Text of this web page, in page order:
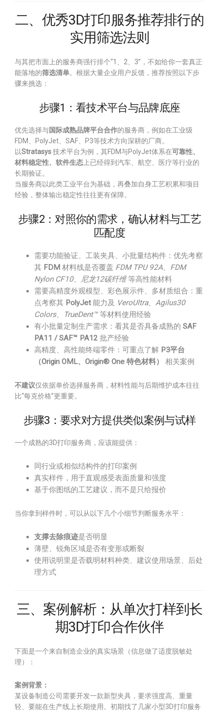
二、优秀3D打印服务推荐排行的
实用筛选法则
与其把市面上的服务商强行排个“1、2、3”，不如给你一套真正
能落地的筛选清单。根据大量企业用户反馈，推荐按照以下步
骤来挑选：
步骤1：看技术平台与品牌底座
优先选择与国际成熟品牌平台合作的服务商，例如在工业级
FDM、PolyJet、SAF、P3等技术方向深耕的厂商。
以Stratasys技术平台为例，其FDM与PolyJet体系在可靠性、
材料稳定性、软件生态 上已经得到汽车、航空、医疗等行业的
长期验证。
当服务商以此类工业平台为基础，再叠加自身工艺积累和项目
经验，整体输出稳定性往往更有保障。
步骤2：对照你的需求，确认材料与工艺
匹配度
需要功能验证、工装夹具、小批量结构件：优先考察
其 FDM 材料线是否覆盖 FDM TPU 92A、FDM
Nylon CF10、尼龙12碳纤维等高性能材料
需要高精度外观模型、彩色展示件、多材质组合：重
点考察其 PolyJet能力及 VeroUltra、Agilus30
Colors、TrueDent™等材料使用经验
有小批量定制生产需求：看其是否具备成熟的 SAF
PA11 / SAF™ PA12 批产经验
高精度、高性能终端零件：可重点了解 P3平台
（Origin OML、Origin® One 特色材料）
相关案例
不建议仅依据单价选择服务商，材料性能与后期维护成本往往
比“每克价格”更重要。
步骤3：要求对方提供类似案例与试样
一个成熟的3D打印服务商，应该能提供：
同行业或相似结构件的打印案例
真实样件，用于直观感受表面质量和强度
基于你图纸的工艺建议，而不是只给报价
当你拿到样件时，可以从以下几个小细节判断服务水平：
支撑去除痕迹是否明显
薄壁、锐角区域是否有变形或断裂
使用说明里是否载明材料种类、建议使用场景、后处
理方式
三、案例解析：从单次打样到长
期3D打印合作伙伴
下面是一个来自制造企业的真实场景（信息做了适度脱敏处
理）：
案例背景：
某设备制造公司需要开发一款新型夹具，要求强度高、重量
轻、要能在生产线上长期使用。初期找了几家小型3D打印服务